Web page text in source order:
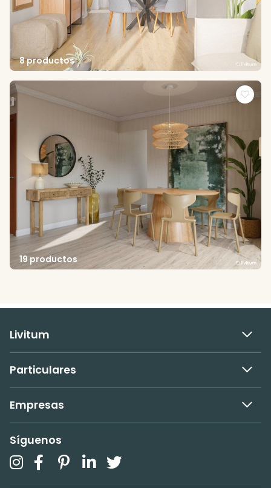
8 productos
19 productos
Livitum
Particulares
Empresas
Síguenos